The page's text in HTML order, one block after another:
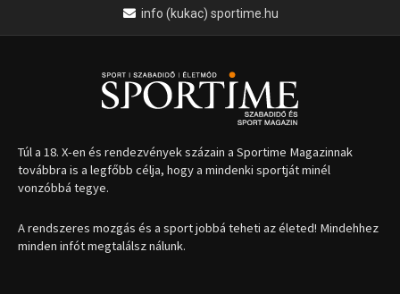
info (kukac) sportime.hu
Túl a 18. X-en és rendezvények százain a Sportime Magazinnak
továbbra is a legfőbb célja, hogy a mindenki sportját minél
vonzóbbá tegye.
A rendszeres mozgás és a sport jobbá teheti az életed! Mindehhez
minden infót megtalálsz nálunk.